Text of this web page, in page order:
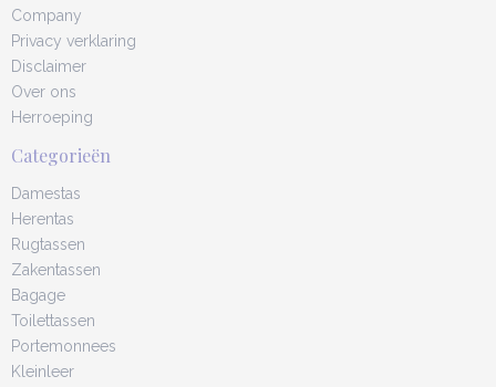
Company
Privacy verklaring
Disclaimer
Over ons
Herroeping
Categorieën
Damestas
Herentas
Rugtassen
Zakentassen
Bagage
Toilettassen
Portemonnees
Kleinleer